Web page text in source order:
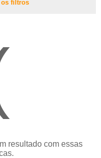
os filtros
resultado com essas